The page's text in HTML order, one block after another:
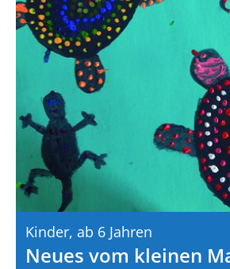
Kinder, Ab 6 Jahren
Neues vom kleinen